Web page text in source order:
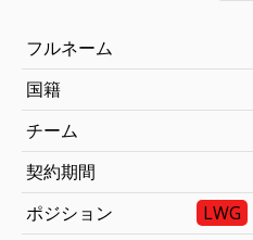
フルネーム
国籍
チーム
契約期間
ポジション
LWG